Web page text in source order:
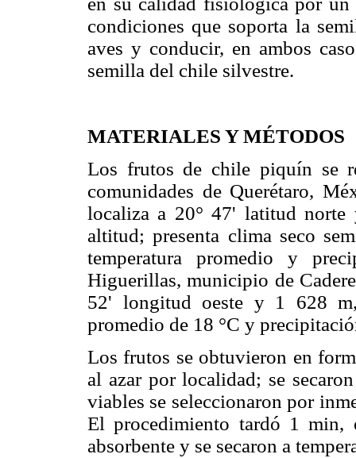
condiciones que soporta la
aves y conducir, en ambos
semilla del chile silvestre.
MATERIALES Y MÉTODOS
Los frutos de chile piquín se
comunidades de Querétaro,
localiza a 20° 47' latitud
altitud; presenta clima seco
temperatura promedio y
Higuerillas, municipio de
52' longitud oeste y 1 628 m,
promedio de 18 °C y
Los frutos se obtuvieron en
al azar por localidad; se
viables se seleccionaron por
El procedimiento tardó 1 min,
absorbente y se secaron a